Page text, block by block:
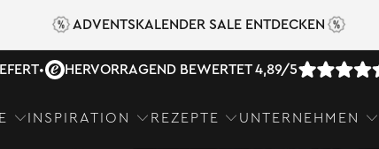
ADVENTSKALENDER SALE ENTDECKEN
• HERVORRAGEND BEWERTET 4,89/5
INSPIRATION REZEPTE UNTERNEHMEN